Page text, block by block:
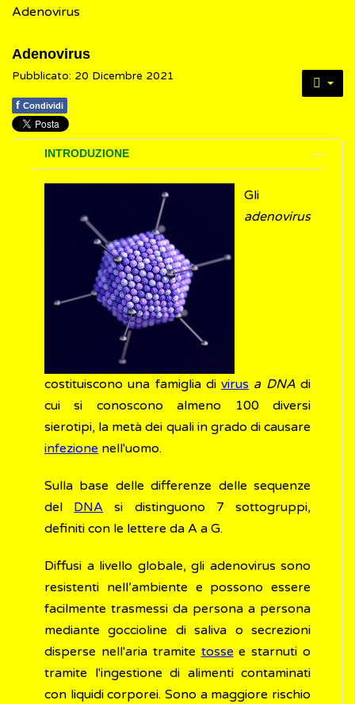
Adenovirus
Adenovirus
Pubblicato: 20 Dicembre 2021
f Condividi
INTRODUZIONE
Gli
adenovirus
costituiscono una famiglia divirus a DNAdi
cui si conoscono almeno 100 diversi
sierotipi, la metà dei quali in grado di causare
infezione nell'uomo.
Sulla base delle differenze delle sequenze
del DNA si distinguono 7 sottogruppi,
definiti con le lettere da A a G.
Diffusi a livello globale, gli adenovirus sono
resistenti nell’ambiente e possono essere
facilmente trasmessi da persona a persona
mediante goccioline di saliva o secrezioni
disperse nell'aria tramite tosse e starnuti o
tramite l'ingestione di alimenti contaminati
con liquidi corporei. Sono a maggiore rischio